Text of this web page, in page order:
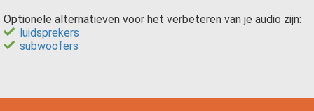
Optionele alternatieven voor het verbeteren van je audio zijn:
luidsprekers
subwoofers